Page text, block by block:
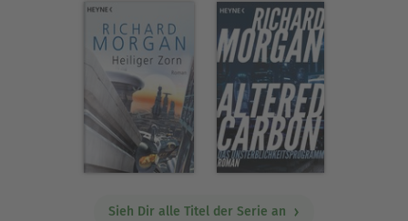
Sieh Dir alle Titel der Serie an